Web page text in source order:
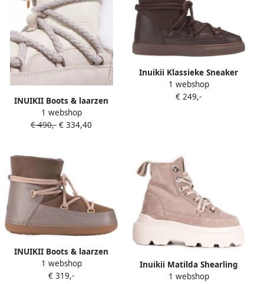
INUIKII Boots & laarzen
Endurance Cozy in grijs
1 webshop
€ 490,- € 334,40
Inuikii Klassieke Sneaker
Functioneel en Stijlvol
Brown Dames
1 webshop
€ 249,-
INUIKII Boots & laarzen
Classic in taupe
1 webshop
€ 319,-
Inuikii Matilda Shearling
Laarzen Beige Dames
1 webshop